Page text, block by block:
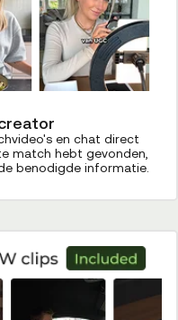
en chat direct
match hebt gevonden,
benodigde informatie.